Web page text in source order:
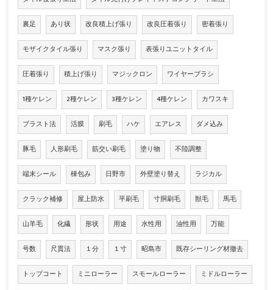
裏足 あり状 改良積上げ張り 改良圧着張り 密着張り
モザイクタイル張り マスク張り 表張りユニットタイル
圧着張り 積上げ張り マジックロン ワイヤーブラシ
1種ケレン 2種ケレン 3種ケレン 4種ケレン カワスキ
ブラスト法 活膜 刷毛 ハケ エアレス ダメ込み
豚毛 人形刷毛 筋交い刷毛 塗り物 不陸調整
端末シール 棟包み 日野市 外壁塗り替え ラジカル
クラック補修 屋上防水 平刷毛 寸胴刷毛 獣毛 馬毛
山羊毛 化繊 形状 用途 水性用 油性用 万能
号数 尺貫法 １分 １寸 昭島市 既存シーリング材撤去
トップコート ミニローラー スモールローラー ミドルローラー